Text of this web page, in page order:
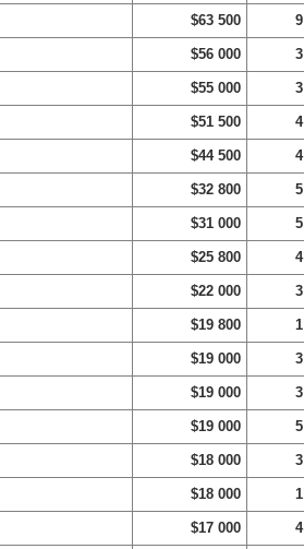
$63 500 9
$56 000 3
$55 000 3
$51 500 4
$44 500 4
$32 800 5
$31 000 5
$25 800 4
$22 000 3
$19 800 1
$19 000 3
$19 000 3
$19 000 5
$18 000 3
$18 000 1
$17 000 4